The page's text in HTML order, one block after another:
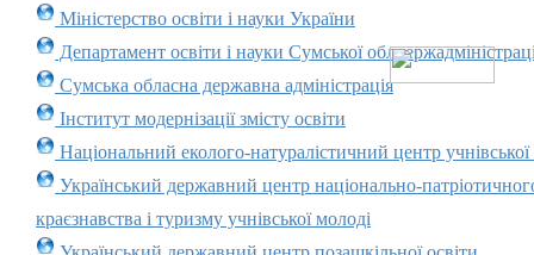
Міністерство освіти і науки України
Департамент освіти і науки Сумської
Сумська обласна державна адміністрація
Інститут модернізації змісту освіти
Національний еколого-натуралістичний центр учнівської
Український державний центр національно-
краєзнавства і туризму учнівської молоді